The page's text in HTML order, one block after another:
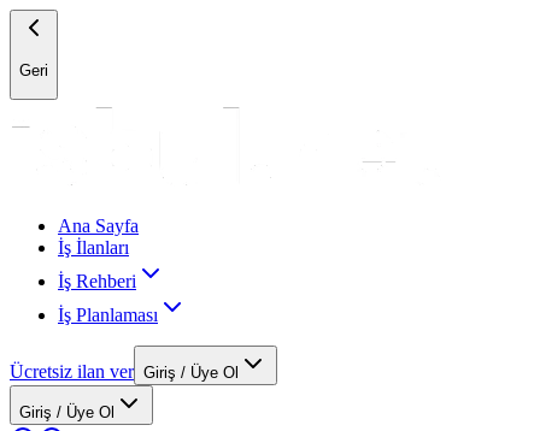
Geri
Ana Sayfa
İş İlanları
İş Rehberi
İş Planlaması
Ücretsiz ilan ver Giriş / Üye Ol
Giriş / Üye Ol